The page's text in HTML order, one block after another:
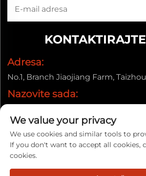
Adresa:
No.1, Branch Jiaojiang Farm,
Nazovite sada:
E-pošta:
[email protected]
We value your privacy
We use cookies and similar tools to
If you don't want to accept all cookies,
cookies.